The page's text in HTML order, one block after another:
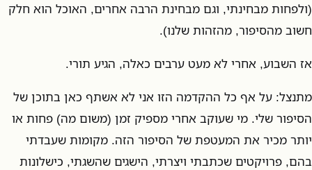
(ולפחות מבחינתי, וגם מבחינת הרבה אחרים, האוכל הוא חלק
חשוב מהסיפור, מהזהות שלנו).
אז השבוע, אחרי לא מעט ערבים כאלה, הגיע תורי.
מתנצל: על אף כל ההקדמה הזו אני לא אשתף כאן בתוכן של
הסיפור שלי. מי שעוקב אחרי מספיק זמן (משום מה) פחות או
יותר מכיר את המעטפת של הסיפור הזה. מקומות שעבדתי
בהם, פרויקטים שכתבתי ויצרתי, הישגים שהשגתי, כישלונות